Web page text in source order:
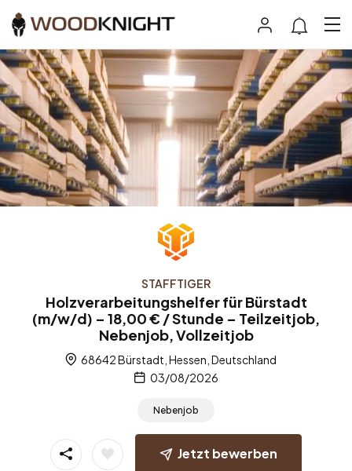
STAFFTIGER
Holzverarbeitungshelfer für Bürstadt
(m/w/d) – 18,00 € / Stunde – Teilzeitjob,
Nebenjob, Vollzeitjob
68642 Bürstadt, Hessen, Deutschland
03/08/2026
Nebenjob
Jetzt bewerben